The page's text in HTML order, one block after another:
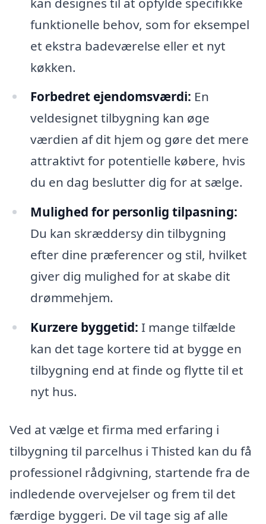
funktionelle behov, som for eksempel
et ekstra badeværelse eller et nyt
køkken.
Forbedret ejendomsværdi: En
veldesignet tilbygning kan øge
værdien af dit hjem og gøre det mere
attraktivt for potentielle købere, hvis
du en dag beslutter dig for at sælge.
Mulighed for personlig tilpasning:
Du kan skræddersy din tilbygning
efter dine præferencer og stil, hvilket
giver dig mulighed for at skabe dit
drømmehjem.
Kurzere byggetid: I mange tilfælde
kan det tage kortere tid at bygge en
tilbygning end at finde og flytte til et
nyt hus.
Ved at vælge et firma med erfaring i
tilbygning til parcelhus i Thisted kan du få
professionel rådgivning, startende fra de
indledende overvejelser og frem til det
færdige byggeri. De vil tage sig af alle